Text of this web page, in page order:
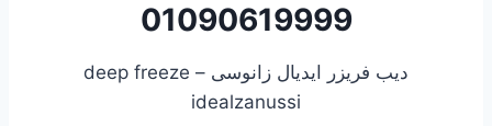
01090619999
ديب فريزر ايديال زانوسى – deep freeze
idealzanussi